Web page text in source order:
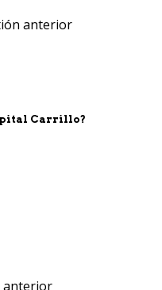
anterior
Carrillo?
anterior